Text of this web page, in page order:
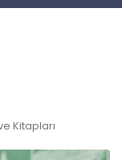
Kitapları